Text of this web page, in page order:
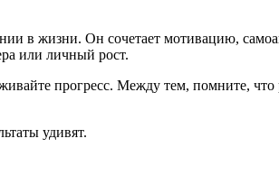
в жизни. Он сочетает мотивацию,
или личный рост.
прогресс. Между тем, помните,
удивят.